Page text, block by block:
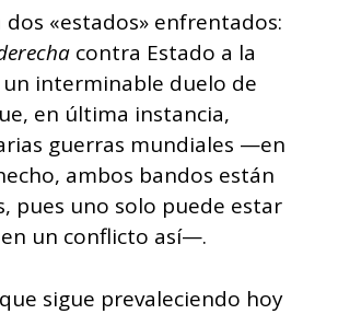
«estados» enfrentados:
contra Estado a la
un interminable duelo de
en última instancia,
guerras mundiales —en
ambos bandos están
pues uno solo puede estar
un conflicto así—.
sigue prevaleciendo hoy